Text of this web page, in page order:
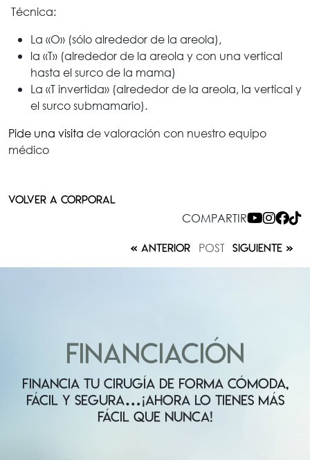
Técnica:
La «O» (sólo alrededor de la areola),
la «T» (alrededor de la areola y con una vertical
hasta el surco de la mama)
La «T invertida» (alrededor de la areola, la vertical y
el surco submamario).
Pide una visita de valoración con nuestro equipo
médico
VOLVER A CORPORAL
COMPARTIR
ANTERIOR POST SIGUIENTE
FINANCIACIÓN
FINANCIA TU CIRUGÍA DE FORMA CÓMODA,
FÁCIL Y SEGURA…¡AHORA LO TIENES MÁS
FÁCIL QUE NUNCA!